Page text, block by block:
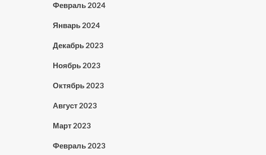
Февраль 2024
Январь 2024
Декабрь 2023
Ноябрь 2023
Октябрь 2023
Август 2023
Март 2023
Февраль 2023